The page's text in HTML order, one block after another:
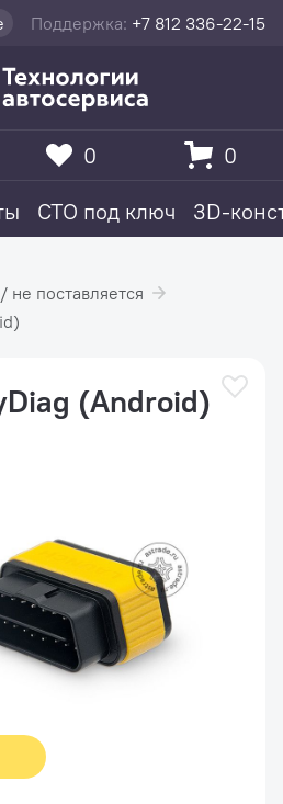
Поддержка: +7 812 336-22-15
СТО под ключ 3D-
0 0
не поставляется
(Android)